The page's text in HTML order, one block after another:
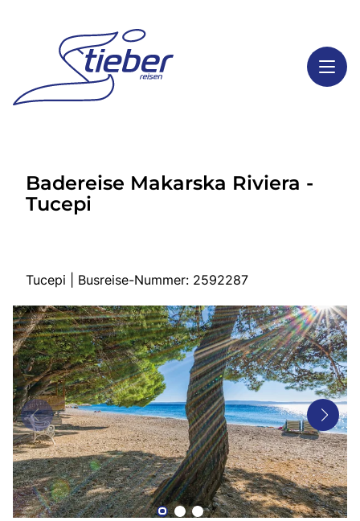
Highlights
Service
Start
Busreisen
Bus mieten
Gutscheine
Kontakt
Badereise Makarska Riviera -
Tucepi
Tucepi | Busreise-Nummer: 2592287